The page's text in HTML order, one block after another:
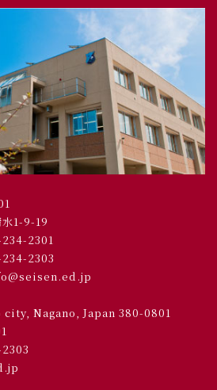
1-9-19
2301
2303
Nagano, Japan 380-0801